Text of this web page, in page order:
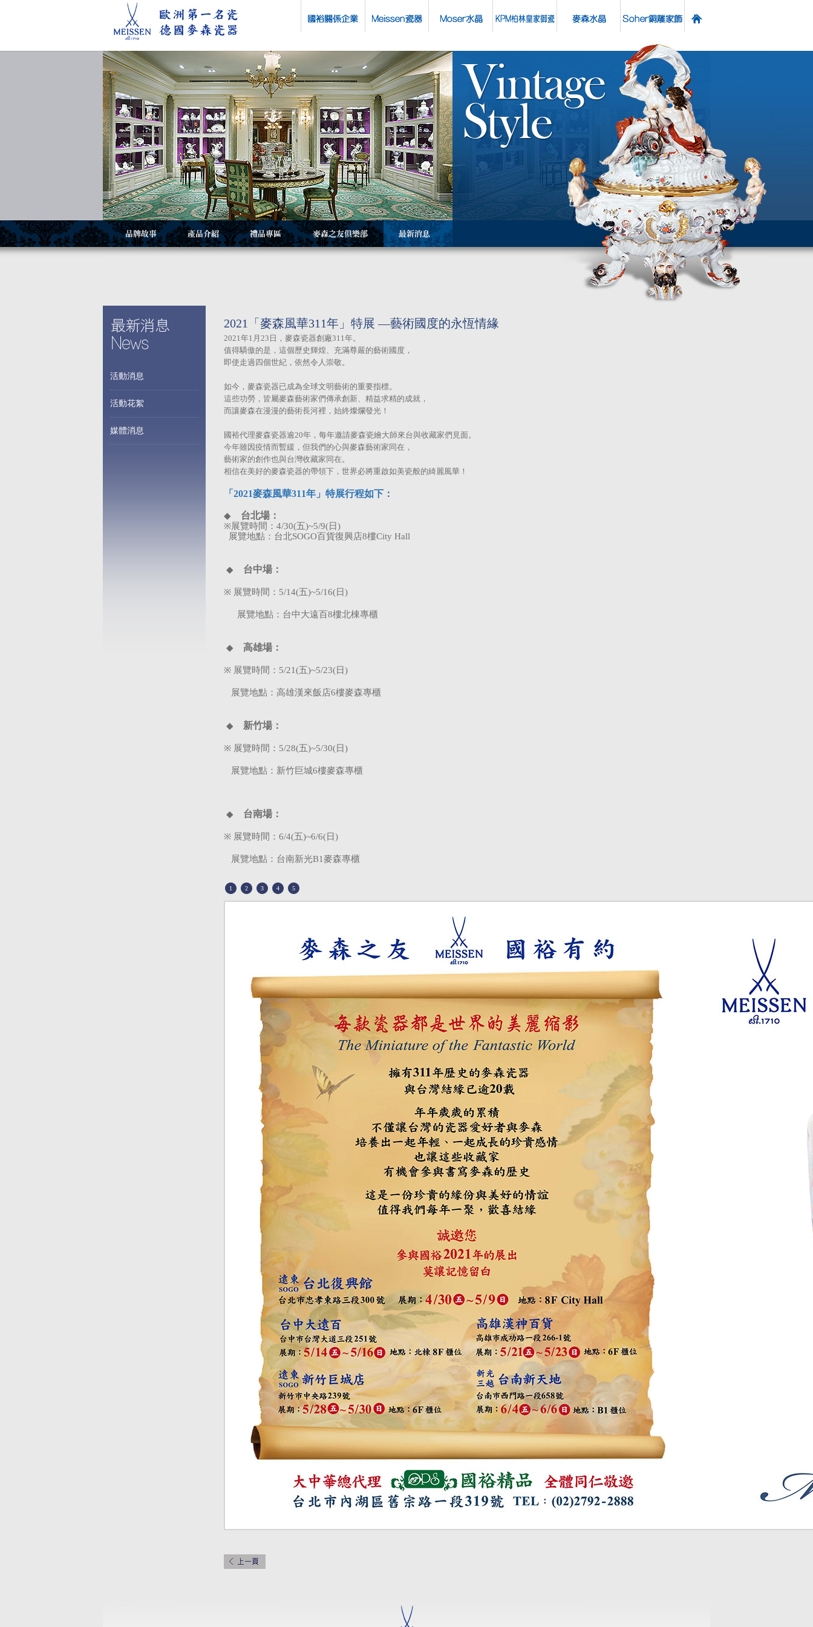
活動消息
活動花絮
媒體消息
2021「麥森風華311年」特展 —藝術國度的永恆情緣
2021年1月23日，麥森瓷器創廠311年。
值得驕傲的是，這個歷史輝煌、充滿尊嚴的藝術國度，
即使走過四個世紀，依然令人崇敬。
如今，麥森瓷器已成為全球文明藝術的重要指標。
這些功勞，皆屬麥森藝術家們傳承創新、精益求精的成就，
而讓麥森在漫漫的藝術長河裡，始終燦爛發光！
國裕代理麥森瓷器逾20年，每年邀請麥森瓷繪大師來台與收藏家們見面。
今年雖因疫情而暫緩，但我們的心與麥森藝術家同在，
藝術家的創作也與台灣收藏家同在。
相信在美好的麥森瓷器的帶領下，世界必將重啟如美瓷般的綺麗風華！
「 2021麥森風華311年」特展行程如下：
◆ 台北場：
※展覽時間： 4/30(五)~5/9(日 )
展覽地點：台北SOGO百貨復興店8樓City Hall
◆ 台中場：
※ 展覽時間： 5/14(五)~5/16(日 )
展覽地點：台中大遠百8樓北棟專櫃
◆ 高雄場：
※ 展覽時間： 5/21(五)~5/23(日 )
展覽地點：高雄漢來飯店6樓麥森專櫃
◆ 新竹場：
※ 展覽時間： 5/28(五)~5/30(日 )
展覽地點：新竹巨城6樓麥森專櫃
◆ 台南場：
※ 展覽時間： 6/4(五)~6/6(日 )
展覽地點：台南新光B1麥森專櫃
1 2 3 4 5